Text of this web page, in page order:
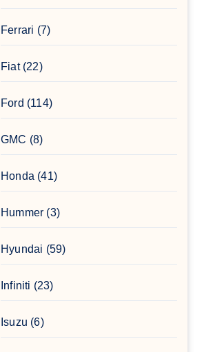
Ferrari (7)
Fiat(22)
Ford (114)
GMC (8)
Honda (41)
Hummer (3)
Hyundai (59)
Infiniti (23)
Isuzu (6)